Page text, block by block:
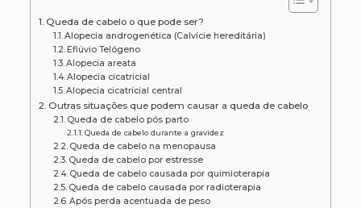
Queda de cabelo o que pode ser?
Alopecia androgenética (Calvície hereditária)
Eflúvio Telógeno
Alopecia areata
Alopecia cicatricial
Alopecia cicatricial central
Outras situações que podem causar a queda de cabelo
Queda de cabelo pós parto
Queda de cabelo durante a gravidez
Queda de cabelo na menopausa
Queda de cabelo por estresse
Queda de cabelo causada por quimioterapia
Queda de cabelo causada por radioterapia
Após perda acentuada de peso